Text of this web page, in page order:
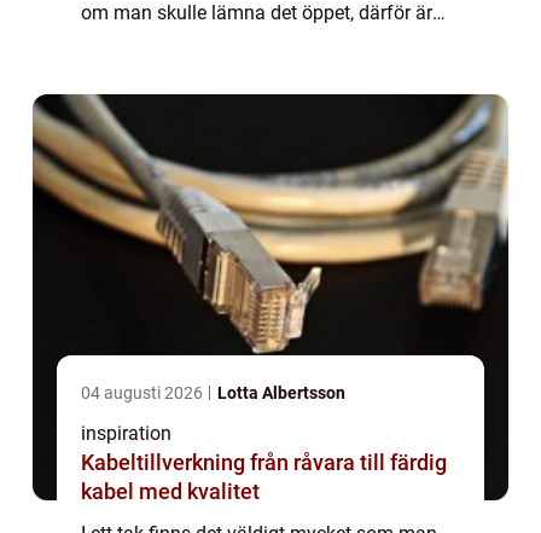
om man skulle lämna det öppet, därför är
04 augusti 2026 Lotta Albertsson
inspiration
Kabeltillverkning från råvara till färdig
kabel med kvalitet